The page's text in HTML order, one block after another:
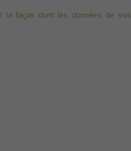
la façon dont les données de vos